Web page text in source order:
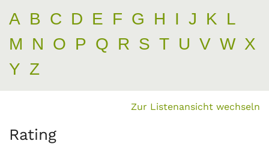
A B C D E F G H I J K L
M
N O P Q R S T U V W X
Y Z
Zur Listenansicht wechseln
Rating